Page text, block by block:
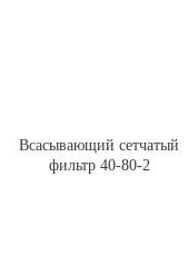
Всасывающий сетчатый
фильтр 40-80-2